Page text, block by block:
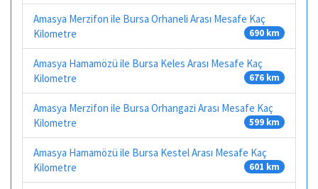
Amasya Merzifon ile Bursa Orhaneli Arası Mesafe Kaç
Kilometre
690 km
Amasya Hamamözü ile Bursa Keles Arası Mesafe Kaç
Kilometre
676 km
Amasya Merzifon ile Bursa Orhangazi Arası Mesafe Kaç
Kilometre
599 km
Amasya Hamamözü ile Bursa Kestel Arası Mesafe Kaç
Kilometre
601 km